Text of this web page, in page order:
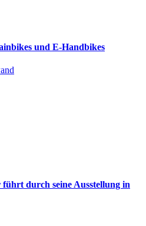
und E-Handbikes
durch seine Ausstellung in